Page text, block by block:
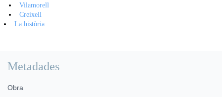
Vilamorell
Creixell
La història
Metadades
Obra